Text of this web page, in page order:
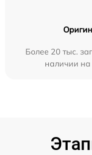
Более 20 тыс.
наличии на